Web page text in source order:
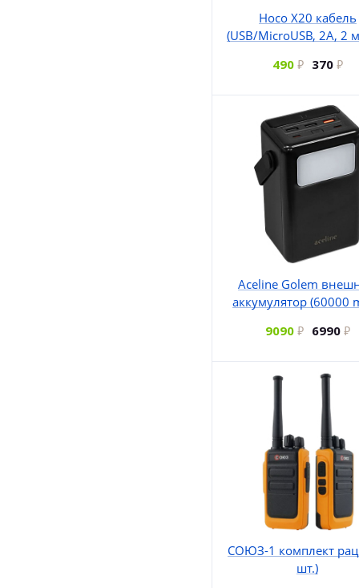
Hoco X20 кабель
(USB/MicroUSB, 2А, 2
490
370
Aceline Golem
аккумулятор (60000
9090
6990
СОЮЗ-1 комплект
шт.)